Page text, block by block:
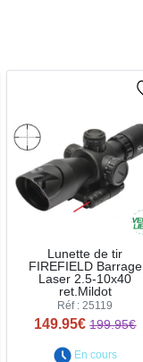
Lunette de tir
FIREFIELD Barrage
Laser 2.5-10x40
ret.Mildot
Réf : 25119
149.95€ 199.95€
En cours